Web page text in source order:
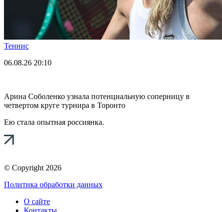
Теннис
06.08.26 20:10
Арина Соболенко узнала потенциальную соперницу в
четвертом круге турнира в Торонто
Ею стала опытная россиянка.
© Copyright 2026
Политика обработки данных
О сайте
Контакты